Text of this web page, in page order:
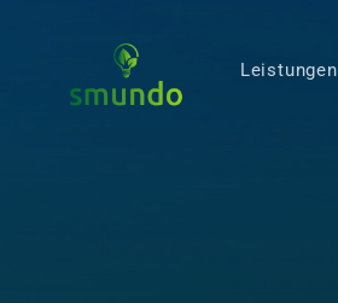
Leistungen